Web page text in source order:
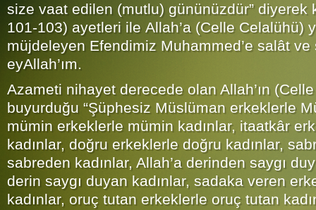
size vaat edilen (mutlu) gününüzdür” diyerek
101-103) ayetleri ile Allah’a (Celle Celalühü)
müjdeleyen Efendimiz Muhammed’e salât
eyAllah’ım.
Azameti nihayet derecede olan Allah’ın
buyurduğu “Şüphesiz Müslüman erkeklerle
mümin erkeklerle mümin kadınlar, itaatkâr
kadınlar, doğru erkeklerle doğru kadınlar,
sabreden kadınlar, Allah’a derinden saygı
derin saygı duyan kadınlar, sadaka veren
kadınlar, oruç tutan erkeklerle oruç tutan